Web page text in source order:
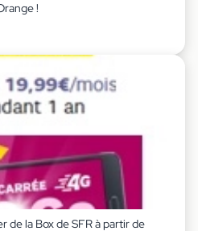
!
de la Box de SFR à partir de